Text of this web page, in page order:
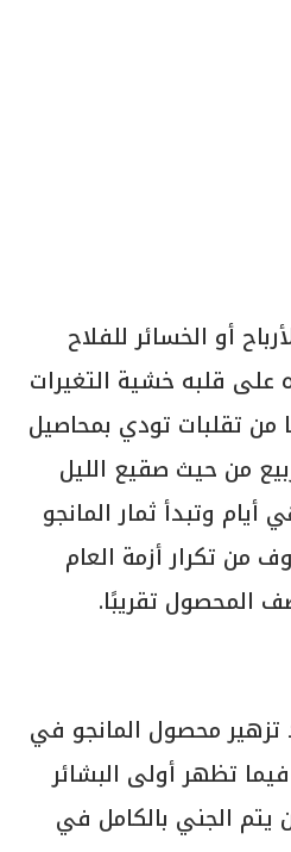
أو الخسائر للفلاح
على قلبه خشية التغيرات
من تقلبات تودي بمحاصيل
من حيث صقيع الليل
وتبدأ ثمار المانجو
من تكرار أزمة العام
المحصول تقريبًا.
تزهير محصول المانجو في
تظهر أولى البشائر
الجني بالكامل في